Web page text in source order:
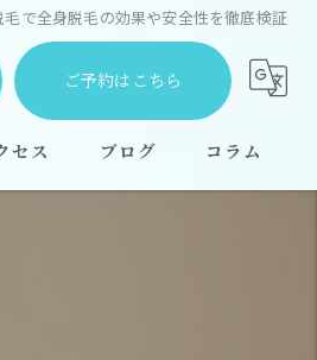
で全身脱毛の効果や安全性を徹底検証
ご予約はこちら
セス ブログ コラム